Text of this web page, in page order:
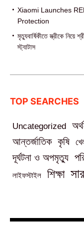
Xiaomi Launches
Protection
মৃত্যুবার্ষিকীতে স্ত্রীকে নিয়ে
স্ট্যাটাস
TOP SEARCHES
Uncategorized
আন্তর্জাতিক কৃষি
দূর্ঘটনা ও অপমৃত্যু
লাইফস্টাইল শিক্ষা